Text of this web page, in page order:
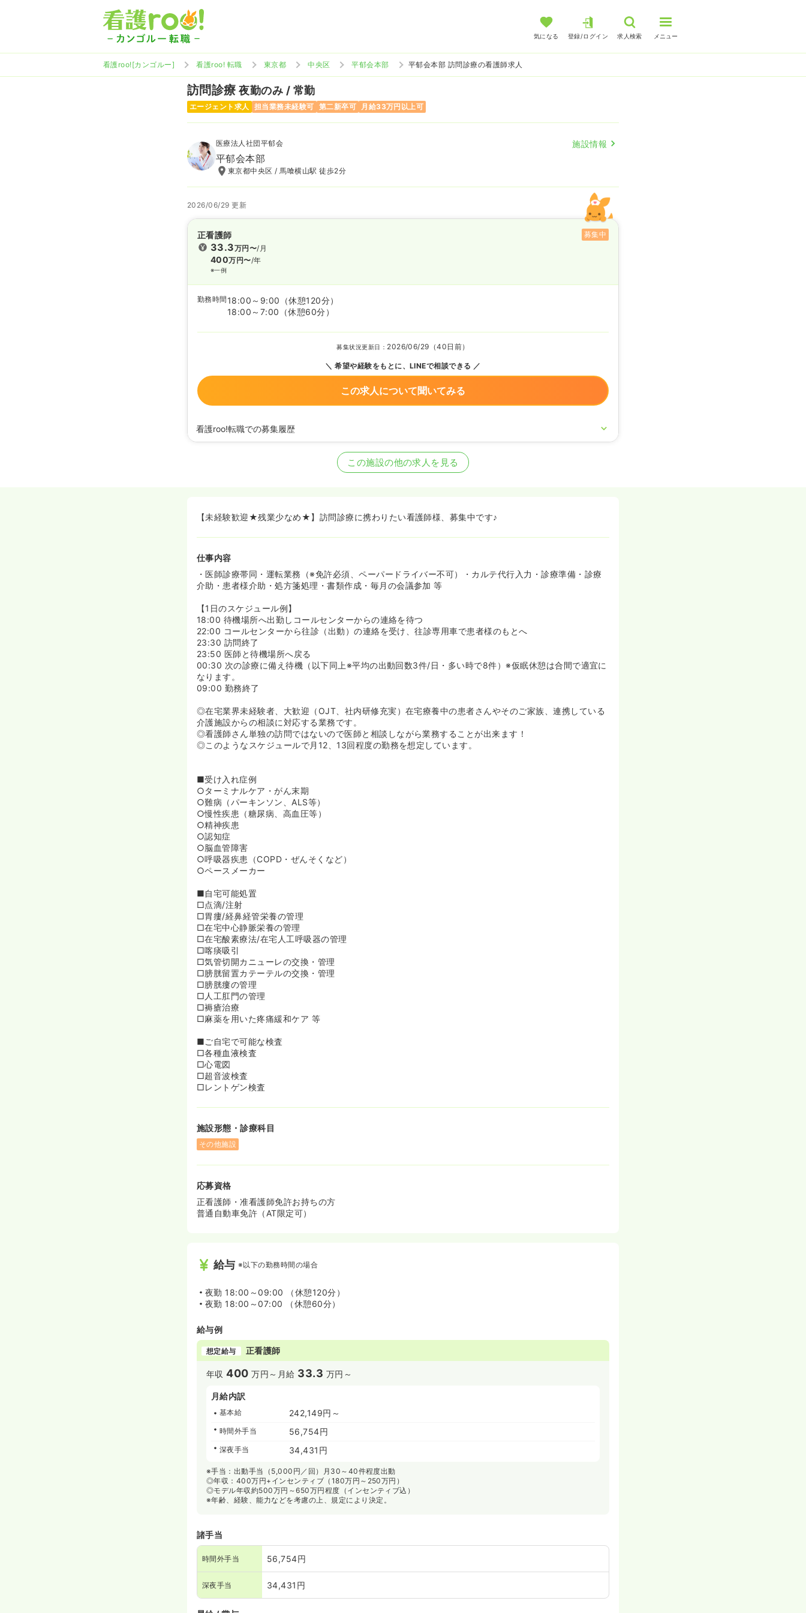
気になる 登録/ログイン 求人検索 メニュー
看護roo![カンゴルー] 看護roo! 転職 東京都 中央区 平郁会本部 平郁会本部 訪問診療の看護師求人
訪問診療 夜勤のみ / 常勤
エージェント求人 担当業務未経験可 第二新卒可 月給33万円以上可
医療法人社団平郁会 施設情報
平郁会本部
東京都中央区 / 馬喰横山駅 徒歩2分
2026/06/29 更新
正看護師 募集中
33.3万円〜/月
400万円〜/年
※一例
勤務時間 18:00～9:00
（休憩120分）
18:00～7:00
（休憩60分）
募集状況更新日： 2026/06/29（40日前）
希望や経験をもとに、LINEで相談できる
この求人について聞いてみる
看護roo!転職での募集履歴
この施設の他の求人を見る
【未経験歓迎★残業少なめ★】訪問診療に携わりたい看護師様、募集中です♪
仕事内容
・医師診療帯同・運転業務（※免許必須、ペーパードライバー不可）・カルテ代行入力・診療準備・診療
介助・患者様介助・処方箋処理・書類作成・毎月の会議参加 等
【1日のスケジュール例】
18:00 待機場所へ出勤しコールセンターからの連絡を待つ
22:00 コールセンターから往診（出動）の連絡を受け、往診専用車で患者様のもとへ
23:30 訪問終了
23:50 医師と待機場所へ戻る
00:30 次の診療に備え待機（以下同上※平均の出動回数3件/日・多い時で8件）※仮眠休憩は合間で適宜に
なります。
09:00 勤務終了
◎在宅業界未経験者、大歓迎（OJT、社内研修充実）在宅療養中の患者さんやそのご家族、連携している
介護施設からの相談に対応する業務です。
◎看護師さん単独の訪問ではないので医師と相談しながら業務することが出来ます！
◎このようなスケジュールで月12、13回程度の勤務を想定しています。
■受け入れ症例
○ターミナルケア・がん末期
○難病（パーキンソン、ALS等）
○慢性疾患（糖尿病、高血圧等）
○精神疾患
○認知症
○脳血管障害
○呼吸器疾患（COPD・ぜんそくなど）
○ペースメーカー
■自宅可能処置
□点滴/注射
□胃瘻/経鼻経管栄養の管理
□在宅中心静脈栄養の管理
□在宅酸素療法/在宅人工呼吸器の管理
□喀痰吸引
□気管切開カニューレの交換・管理
□膀胱留置カテーテルの交換・管理
□膀胱瘻の管理
□人工肛門の管理
□褥瘡治療
□麻薬を用いた疼痛緩和ケア 等
■ご自宅で可能な検査
□各種血液検査
□心電図
□超音波検査
□レントゲン検査
施設形態・診療科目
その他施設
応募資格
正看護師・准看護師免許お持ちの方
普通自動車免許（AT限定可）
給与 ※以下の勤務時間の場合
夜勤 18:00～09:00 （休憩120分）
夜勤 18:00～07:00 （休憩60分）
給与例
想定給与 正看護師
年収400 万円～ 月給 33.3 万円～
月給内訳
基本給 242,149円～
時間外手当 56,754円
深夜手当 34,431円
※手当：出動手当（5,000円／回）月30～40件程度出動
◎年収：400万円+インセンティブ（180万円～250万円）
◎モデル年収約500万円～650万円程度（インセンティブ込）
※年齢、経験、能力などを考慮の上、規定により決定。
諸手当
時間外手当 56,754円
深夜手当 34,431円